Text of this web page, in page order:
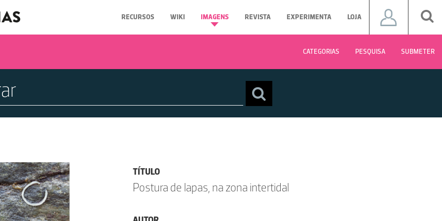
RECURSOS WIKI IMAGENS REVISTA EXPERIMENTA LOJA
CATEGORIAS PESQUISA SUBMETER
TÍTULO
Postura de lapas, na zona intertidal